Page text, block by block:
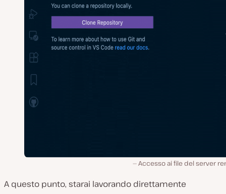
Accesso ai file del server
A questo punto, starai lavorando direttamente